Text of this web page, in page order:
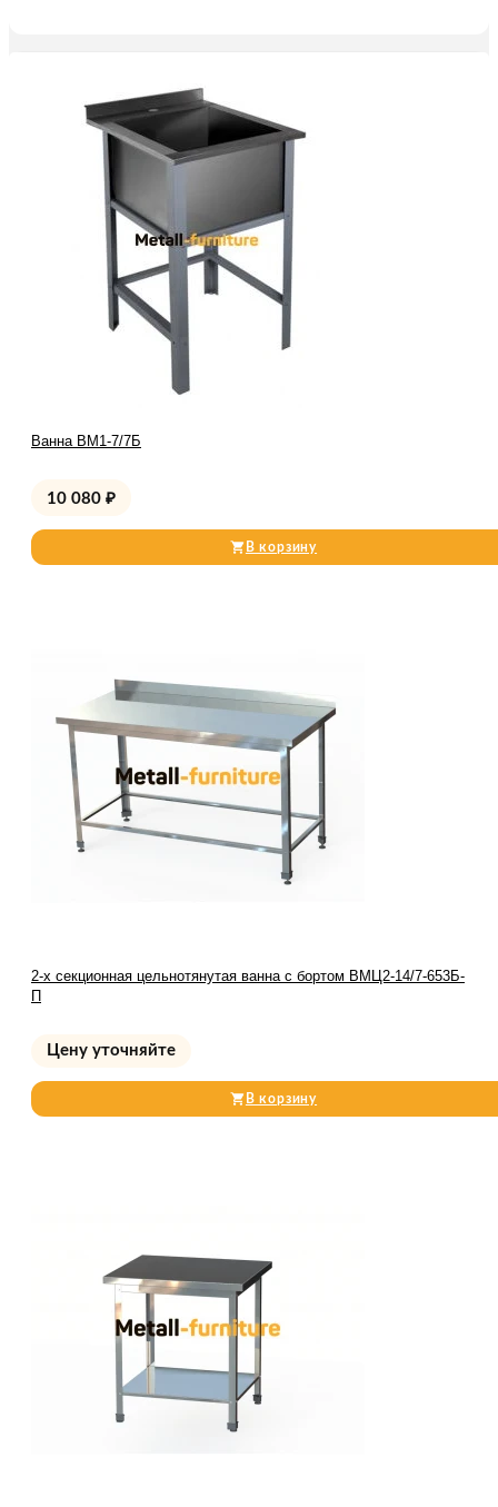
Ванна ВМ1-7/7Б
10 080 ₽
В корзину
2-х секционная цельнотянутая ванна с бортом ВМЦ2-14/7-653Б-
П
Цену уточняйте
В корзину